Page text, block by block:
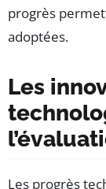
progrès
adoptées.
Les
Les progrès